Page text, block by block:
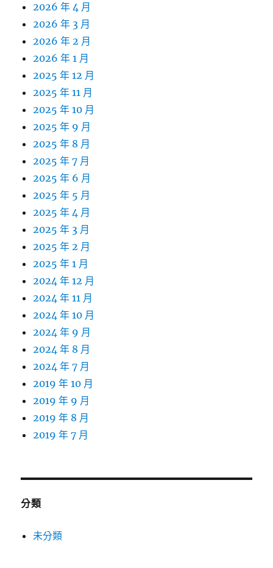
2026 年 4 月
2026 年 3 月
2026 年 2 月
2026 年 1 月
2025 年 12 月
2025 年 11 月
2025 年 10 月
2025 年 9 月
2025 年 8 月
2025 年 7 月
2025 年 6 月
2025 年 5 月
2025 年 4 月
2025 年 3 月
2025 年 2 月
2025 年 1 月
2024 年 12 月
2024 年 11 月
2024 年 10 月
2024 年 9 月
2024 年 8 月
2024 年 7 月
2019 年 10 月
2019 年 9 月
2019 年 8 月
2019 年 7 月
分類
未分類